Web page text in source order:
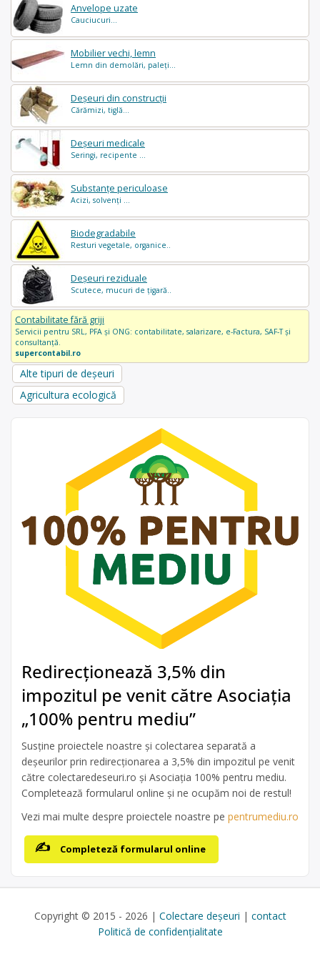
Anvelope uzate
Cauciucuri...
Mobilier vechi, lemn
Lemn din demolări, paleți...
Deșeuri din construcții
Cărămizi, tiglă...
Deșeuri medicale
Seringi, recipente ...
Substanțe periculoase
Acizi, solvenți ...
Biodegradabile
Resturi vegetale, organice..
Deșeuri reziduale
Scutece, mucuri de țigară..
Contabilitate fără griji
Servicii pentru SRL, PFA și ONG: contabilitate, salarizare, e-Factura, SAF-T și
consultanță.
supercontabil.ro
Alte tipuri de deșeuri
Agricultura ecologică
Redirecționează 3,5% din
impozitul pe venit către Asociația
„100% pentru mediu”
Susține proiectele noastre și colectarea separată a
deșeurilor prin redirecționarea a 3,5% din impozitul pe venit
către colectaredeseuri.ro și Asociația 100% pentru mediu.
Completează formularul online și ne ocupăm noi de restul!
Vezi mai multe despre proiectele noastre pe pentrumediu.ro
Completeză formularul online
Copyright © 2015 - 2026 | Colectare deșeuri | contact
Politică de confidențialitate